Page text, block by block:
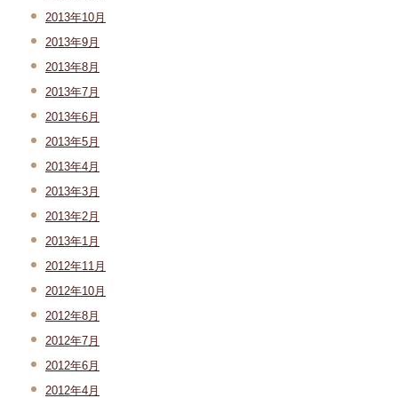
2013年10月
2013年9月
2013年8月
2013年7月
2013年6月
2013年5月
2013年4月
2013年3月
2013年2月
2013年1月
2012年11月
2012年10月
2012年8月
2012年7月
2012年6月
2012年4月